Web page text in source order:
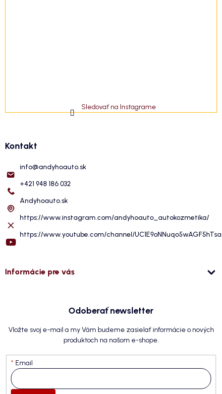
Sledovať na Instagrame
Kontakt
info@andyhoauto.sk
+421 948 186 032
Andyhoauto.sk
https://www.instagram.com/andyhoauto_autokozmetika/
https://www.youtube.com/channel/
Informácie pre vás
Odoberať newsletter
Vložte svoj e-mail a my Vám budeme zasielať informácie o nových
produktoch na našom e-shope.
Email